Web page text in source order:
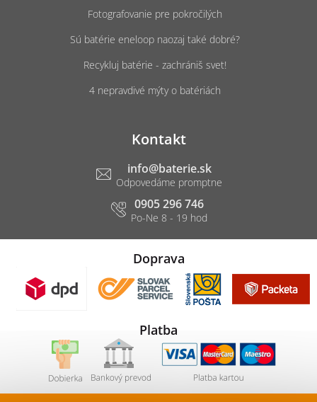
Fotografovanie pre pokročilých
Sú batérie eneloop naozaj také dobré?
Recykluj batérie - zachrániš svet!
4 nepravdivé mýty o batériách
Kontakt
info@baterie.sk
0905 296 746
Doprava
Platba